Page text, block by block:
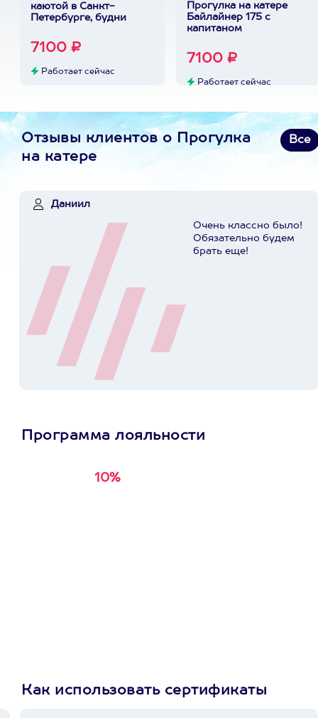
каютой в Санкт-
Петербурге, будни
7100 ₽
Работает сейчас
Прогулка на катере
Байлайнер 175 с
капитаном
7100 ₽
Работает сейчас
Отзывы клиентов о Прогулка
на катере
Все
Даниил
Очень классно было!
Обязательно будем
брать еще!
Программа лояльности
10%
Как использовать сертификаты